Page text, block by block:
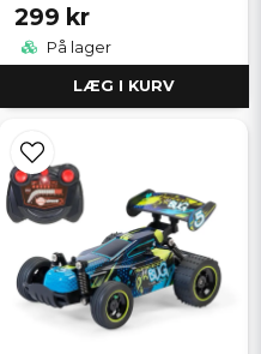
299 kr
På lager
LÆG I KURV